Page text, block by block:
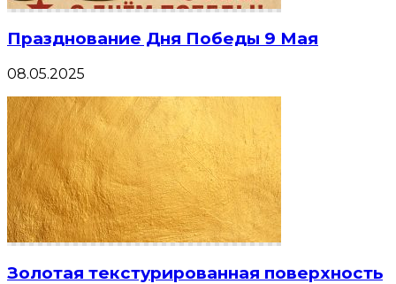
Празднование Дня Победы 9 Мая
08.05.2025
Золотая текстурированная поверхность